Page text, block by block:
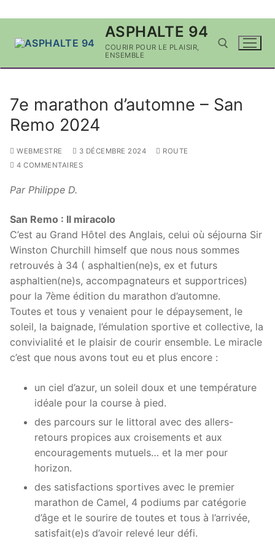
ASPHALTE 94
COURIR POUR LE PLAISIR,
ENSEMBLE
7e marathon d’automne – San
Remo 2024
WEBMESTRE 3 DÉCEMBRE 2024
ROUTE
4 COMMENTAIRES
Par Philippe D.
San Remo : Il miracolo
C’est au Grand Hôtel des Anglais, celui où séjourna Sir
Winston Churchill himself que nous nous sommes
retrouvés à 34 ( asphaltien(ne)s, ex et futurs
asphaltien(ne)s, accompagnateurs et supportrices)
pour la 7ème édition du marathon d’automne.
Toutes et tous y venaient pour le dépaysement, le
soleil, la baignade, l’émulation sportive et collective, la
convivialité et le plaisir de courir ensemble. Le miracle
c’est que nous avons tout eu et plus encore :
un ciel d’azur, un soleil doux et une température
idéale pour la course à pied.
des parcours sur le littoral avec des allers-
retours propices aux croisements et aux
encouragements mutuels… et la mer pour
horizon.
des satisfactions sportives avec le premier
marathon de Camel, 4 podiums par catégorie
d’âge et le sourire de toutes et tous à l’arrivée,
satisfait(e)s d’avoir relevé leur défi.